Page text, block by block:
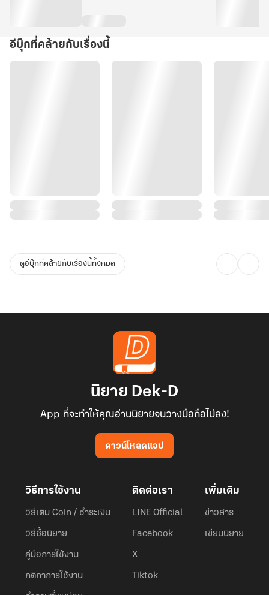
อีบุ๊กที่คล้ายกับเรื่องนี้
ดูอีบุ๊กที่คล้ายกับเรื่องนี้ทั้งหมด
นิยาย Dek-D
App ที่จะทำให้คุณอ่านนิยายจนวางมือถือไม่ลง!
ดาวน์โหลดแอป
วิธีการใช้งาน
วิธีเติม Coin / ชำระเงิน
วิธีซื้อนิยาย
คู่มือการใช้งาน
กติกาการใช้งาน
ติดต่อเรา
LINE Official
Facebook
X
Tiktok
เพิ่มเติม
ข่าวสาร
เขียนนิยาย